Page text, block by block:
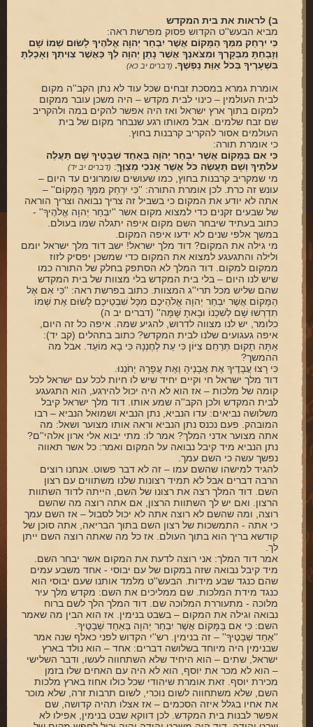
ב) לראות את בית המקדש
מביא הבעש''ט הקדוש פסוק מפרשת ראה:
כִּי יִרְחַק מִמְּךָ הַמָּקוֹם אֲשֶׁר יִבְחַר יְהוָה אֱלֹהֶיךָ לָשׂוּם שְׁמוֹ שָׁם
וְזָבַחְתָּ מִבְּקָרְךָ וּמִצֹּאנְךָ אֲשֶׁר נָתַן יְהוָה לְךָ כַּאֲשֶׁר צִוִּיתִךָ וְאָכַלְתָּ
בִּשְׁעָרֶיךָ בְּכֹל אַוַּת נַפְשֶׁךָ. (דברים יב כא)
אומרת גמרא במסכת זבחים שכל עוד לא נתן הקב''ה מקום
לבית העולמין – כינוי לבית מקדש – היה משכן עובר ממקום
למקום בתוך ארץ ישראל ואז היה אפשר להקים במה ולהקריב
שם זבח שלמים. אבל מאותו רגע שנבחר מקום של בית
העולמים אסור להקריב קרבנות בחוץ.
כי אומרת תורה:
כִּי אִם בַּמָּקוֹם אֲשֶׁר יִבְחַר יְהֹוָה בְּאַחַד שְׁבָטֶיךָ שָׁם תַּעֲלֶה
עֹלֹתֶיךָ וְשָׁם תַּעֲשֶׂה כֹּל אֲשֶׁר אָנֹכִי מְצַוֶּךָּ: (דברים יב יד)
מי שמקריב קרבנות בחוץ, כמו שעושים שומרונים עד היום –
עונש זה כרת. לכן אומרת התורה: ''כִּי יִרְחַק מִמְּךָ הַמָּקוֹם'' –
אתה לא יודע את המקום כי בשביל זה צריך נבואה וצריך הוראה
של שבעים זקנים כדי למצוא מקום אשר ''יִבְחַר יְהוָה אֱלֹהֶיךָ'' -
כתוב בעתיד שיבחר השם מקום איפה יתגלה שמו בעולם.
במשך אלפי שנים לא ידעו איפה המקום.
מי גילה את המקום? דוד מלך ישראל! ישב דוד מלך ישראל יומם
ולילה והתגעגע למצוא את המקום כדי שמשכן יפסיק לזוז
ממקום למקום. דוד המלך לא הסתפק בחלק של התורה כמו
שיש לנו היום – בלי בית המקדש בלי מצוות של בית המקדש
שהם שליש מכל תרי''ג המצוות. כתוב בפרשת ראה: ''כִּי אִם אֶל
הַמָּקוֹם אֲשֶׁר יִבְחַר יְהוָה אֱלֹהֵיכֶם מִכָּל שִׁבְטֵיכֶם לָשׂוּם אֶת שְׁמוֹ
תִדְרְשׁוּ שָׁם לְשִׁכְנוֹ וּבָאתָ שָּׁמָּה'' (דברים יב ה)
כלומר, יש לנו מצווה לדרוש, להגיע שמה. איפה כל זה היום,
איפה געגועים שלנו לבית המקדש? כתוב בתהלים (קב יד):
אַתָּה תָקוּם תְּרַחֵם צִיּוֹן כִּי עֵת לְחֶנְנָהּ כִּי בָא מוֹעֵד. אבל מה
ההמשך?
כִּי רָצוּ עֲבָדֶיךָ אֶת אֲבָנֶיהָ וְאֶת עֲפָרָהּ יְחֹנֵנוּ.
דוד מלך ישראל חי וקיים יחיד שיש לו חיות לכל עם ישראל לכל
קומה של מלכות – אז הוא לא היה יכול להירגע, הוא התגעגע
לבית המקדש ולכן הקב''ה שמע אותו. דוד מלך ישראל קיבל
משלושה נביאים: עדו הנביא, נתן הנביא ושמואל הנביא – רבו
המובהק. פעם נכנס נתן הנביא וראה אותו מצוער ושאל: מה
אתה מצוער אדני המלך? אמר לו: מתי יבוא אלי ארון אלהי''ם?
נתן הנביא מיד קיבל נבואה על המקום ואמר: כל אשר תאווה
נפשך עשה כי השם עמך.
להגיד למישהו שהשם עמו – זה לא דבר פשוט. אנחנו רוצים
הרבה דברים אבל לא תמיד רצונות שלנו משתווים עם רצון
השם. דוד המלך רצה את רצונו של השם, הייתה לדוד השתוות
הרצון. ואם יש לך השתוות הרצון, אם אתה רוצה מה שהשם
רוצה, ומה שהשם לא רוצה אתה לא יכול לסבול – אז השם עמך
כי אתה - התמשכות של רצון השם בתוך הבריאה, אתה סוכן של
קודשא בריך הוא בתוך העולם. אז כל מה שאתה רוצה השם ייתן
לך.
אמר דוד המלך: אני רוצה לדעת את המקום אשר יבחר השם.
מיד קיבל נבואה שזה במקום של עם יבוסי - אחד משבע עמים
שהם כנגד שבע מידות. הבעש''ט מלמד אותנו שעם יבוסי הוא
כנגד מידת המלכות. שם ממליכים את השם: מקדש מלך עיר
מלוכה - מתעוררת המלוכה שם. דוד המלך הלך לשם ברוח
נבואה וגילה את המקום – בשבט בנימין. אז הוא הבין מה שאמר
השם: כִּי אִם בַּמָּקוֹם אֲשֶׁר יִבְחַר יְהוָה בְּאַחַד שְׁבָטֶיךָ.
''אַחַד שְׁבָטֶיךָ'' – זה בנימין. רש''י הקדוש לפני כאלף שנה אמר
שבנימין היה מיוחד בשלושה דברים: אחד – הוא נולד בארץ
ישראל, שתים – הוא היחיד שלא השתחווה לעשו, ודבר השלישי
– הוא לא מכר את יוסף, הוא לא היה עם האחים שלו בזמן
מכירת יוסף. זאת אומרת שיהודי שכל כולו אחוז בארץ מלכות
השם, שלא משתחווה לשום נוכרי, לשום תרבות זרה, שלא מוכר
את אחיו בגלל איזה הסכמים – אז אצלו תהיה קדושה, שם
אפשר לבנות בית המקדש. לכן דווקא שבט בנימין, אפילו לא